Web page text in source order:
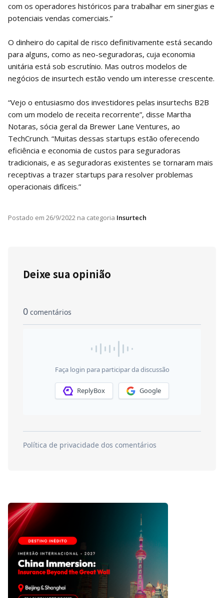
com os operadores históricos para trabalhar em sinergias e
potenciais vendas comerciais.”
O dinheiro do capital de risco definitivamente está secando
para alguns, como as neo-seguradoras, cuja economia
unitária está sob escrutínio. Mas outros modelos de
negócios de insurtech estão vendo um interesse crescente.
“Vejo o entusiasmo dos investidores pelas insurtechs B2B
com um modelo de receita recorrente”, disse Martha
Notaras, sócia geral da Brewer Lane Ventures, ao
TechCrunch. “Muitas dessas startups estão oferecendo
eficiência e economia de custos para seguradoras
tradicionais, e as seguradoras existentes se tornaram mais
receptivas a trazer startups para resolver problemas
operacionais difíceis.”
Postado em 26/9/2022 na categoria Insurtech
Deixe sua opinião